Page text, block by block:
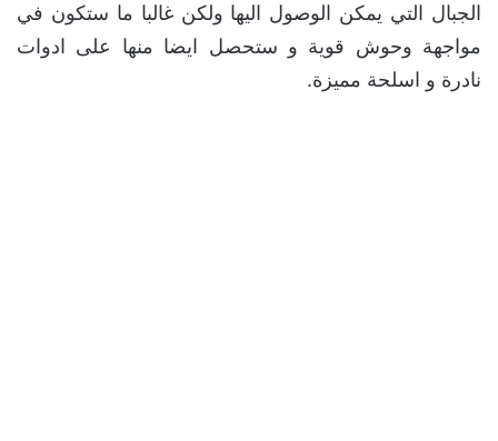
الجبال التي يمكن الوصول اليها ولكن غالبا ما ستكون في
مواجهة وحوش قوية و ستحصل ايضا منها على ادوات
نادرة و اسلحة مميزة.